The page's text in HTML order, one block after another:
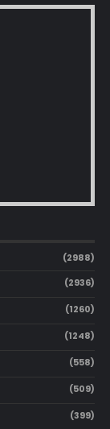
(2988)
(2936)
(1260)
(1248)
(558)
(509)
(399)